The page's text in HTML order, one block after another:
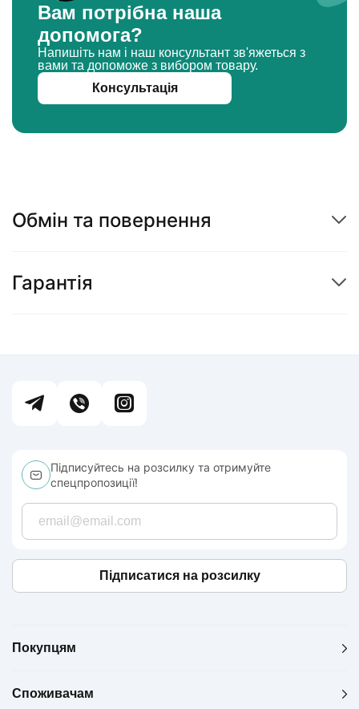
Вам потрібна наша
допомога?
Напишіть нам і наш консультант зв'яжеться з
вами та допоможе з вибором товару.
Консультація
Обмін та повернення
Гарантія
Підписуйтесь на розсилку та отримуйте
спецпропозиції!
Підписатися на розсилку
Покупцям
Споживачам